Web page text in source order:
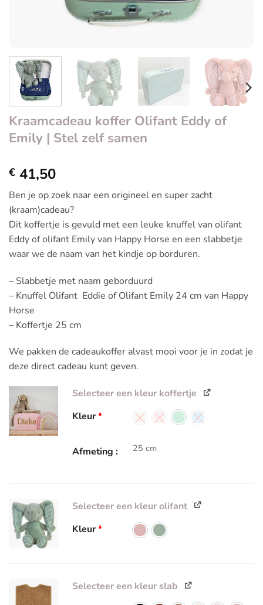
Kraamcadeau koffer Olifant Eddy of
Emily | Stel zelf samen
€ 41,50
Ben je op zoek naar een origineel en super zacht
(kraam)cadeau?
Dit koffertje is gevuld met een leuke knuffel van olifant
Eddy of olifant Emily van Happy Horse en een slabbetje
waar we de naam van het kindje op borduren.
– Slabbetje met naam geborduurd
– Knuffel Olifant Eddie of Olifant Emily 24 cm van Happy
Horse
– Koffertje 25 cm
We pakken de cadeaukoffer alvast mooi voor je in zodat je
deze direct cadeau kunt geven.
Selecteer een kleur koffertje
Kleur*
Afmeting 25 cm
Selecteer een kleur olifant
Kleur*
Selecteer een kleur slab